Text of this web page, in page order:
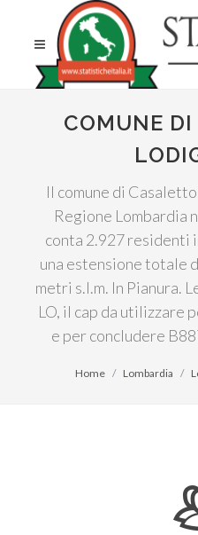
COMUNE
Il comune di
Regione Lombardia
conta 2.927 residenti
una estensione totale
metri s.l.m. In Pianura.
LO, il cap da utilizzare
e per concludere
Home Lombardia